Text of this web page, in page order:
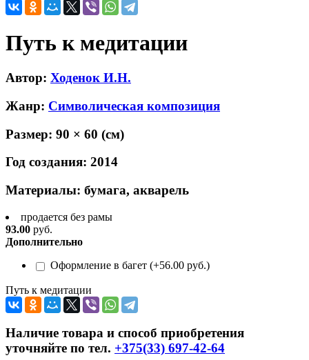
Путь к медитации
Автор: Ходенок И.Н.
Жанр: Символическая композиция
Размер: 90 × 60 (см)
Год создания: 2014
Материалы: бумага, акварель
продается без рамы
93.00 руб.
Дополнительно
Оформление в багет (+56.00 руб.)
Путь к медитации
Наличие товара и способ приобретения
уточняйте по тел. +375(33) 697-42-64